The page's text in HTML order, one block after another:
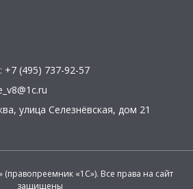
+7 (495) 737-92-57
, улица Селезнёвская, дом 21
«1С»). Все права на сайт
защищены